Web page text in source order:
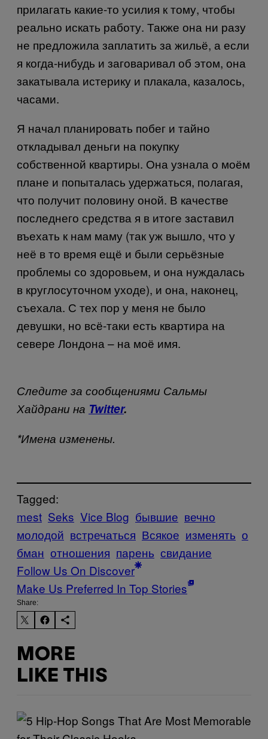
прилагать какие-то усилия к тому, чтобы
реально искать работу. Также она ни разу
не предложила заплатить за жильё, а если
я когда-нибудь и заговаривал об этом, она
закатывала истерику и плакала, казалось,
часами.
Я начал планировать побег и тайно
откладывал деньги на покупку
собственной квартиры. Она узнала о моём
плане и попыталась удержаться, полагая,
что получит половину оной. В качестве
последнего средства я в итоге заставил
въехать к нам маму (так уж вышло, что у
неё в то время ещё и были серьёзные
проблемы со здоровьем, и она нуждалась
в круглосуточном уходе), и она, наконец,
съехала. С тех пор у меня не было
девушки, но всё-таки есть квартира на
севере Лондона – на моё имя.
Следите за сообщениями Сальмы
Хайдрани на Twitter.
*Имена изменены.
Tagged:
mest Seks Vice Blog бывшие вечно
молодой встречаться Всякое изменять о
бман отношения парень свидание
Follow Us On Discover
Make Us Preferred In Top Stories
Share:
MORE
LIKE THIS